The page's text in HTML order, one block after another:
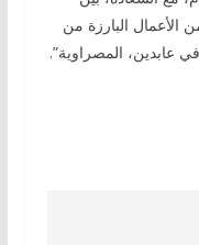
الأعمال البارزة من
عابدين، المصراوية”.